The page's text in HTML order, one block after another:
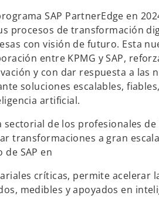
n
a
p
e
s
t
e
v
SAP PartnerEdge en
procesos de transformación
con visión de futuro. Esta
entre KPMG y SAP,
y con dar respuesta a las
soluciones escalables,
artificial.
sectorial de los profesionales de
transformaciones a gran
de SAP en
críticas, permite acelerar
medibles y apoyados en